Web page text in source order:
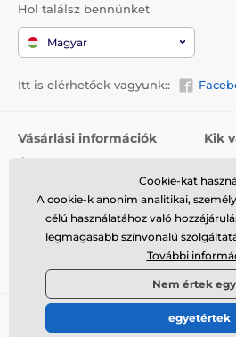
Hol találsz bennünket
Magyar
Itt is elérhetőek vagyunk::
Vásárlási információk
Szállítás
Visszaküldés és reklamáció
Kik
© 2026 www.galamodino.hu ⦁ Webshop
Cookie-kat
A cookie-k anonim analitikai,
célú használatához való
legmagasabb színvonalú
További
Nem értek
egyetértek